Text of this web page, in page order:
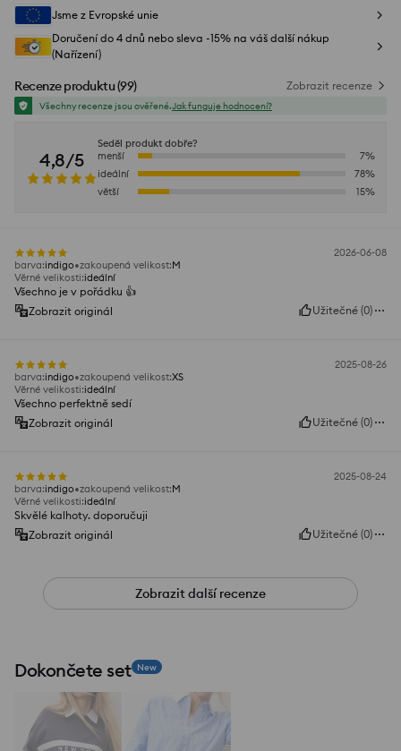
Jsme z Evropské unie
Doručení do 4 dnů nebo sleva -15% na váš další nákup
(Nařízení)
Recenze produktu(99) Zobrazit recenze
Všechny recenze jsou ověřené.Jak funguje hodnocení?
4,8/5
Seděl produkt dobře?
menší
7%
ideální
78%
větší
15%
2026-06-08
barva:indigo zakoupená velikost:M
Věrné velikosti:ideální
Všechno je v pořádku 👍️
Zobrazit originál
Užitečné (0)
2025-08-26
barva:indigo zakoupená velikost:XS
Věrné velikosti:ideální
Všechno perfektně sedí
Zobrazit originál
Užitečné (0)
2025-08-24
barva:indigo zakoupená velikost:M
Věrné velikosti:ideální
Skvělé kalhoty. doporučuji
Zobrazit originál
Užitečné (0)
Zobrazit další recenze
Dokončete set New